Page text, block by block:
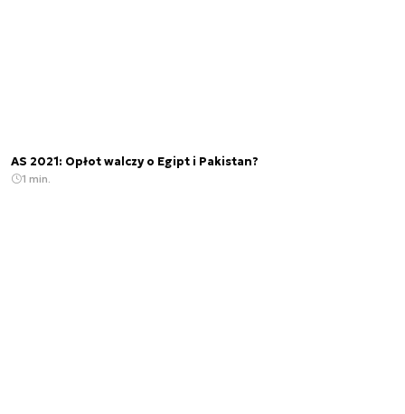
AS 2021: Opłot walczy o Egipt i Pakistan?
1 min.